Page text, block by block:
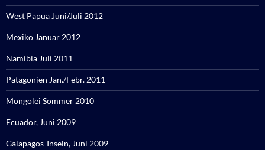
West Papua Juni/Juli 2012
Mexiko Januar 2012
Namibia Juli 2011
Patagonien Jan./Febr. 2011
Mongolei Sommer 2010
Ecuador, Juni 2009
Galapagos-Inseln, Juni 2009